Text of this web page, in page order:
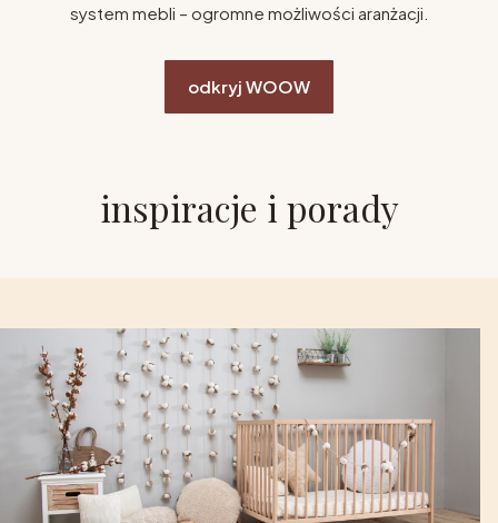
system mebli – ogromne możliwości aranżacji.
odkryj WOOW
inspiracje i porady